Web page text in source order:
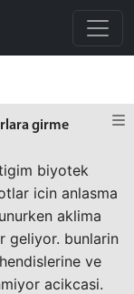
girme
biyotek
icin anlasma
aklima
geliyor. bunlarin
ve
acikcasi.